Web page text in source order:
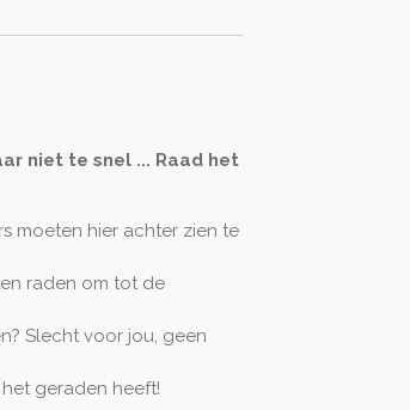
niet te snel ... Raad het
moeten hier achter zien te
raden om tot de
Slecht voor jou, geen
geraden heeft!